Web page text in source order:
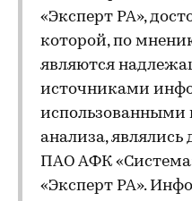
«Эксперт РА»,
которой, по
являются
источниками
использованными
анализа,
ПАО АФК
«Эксперт РА».